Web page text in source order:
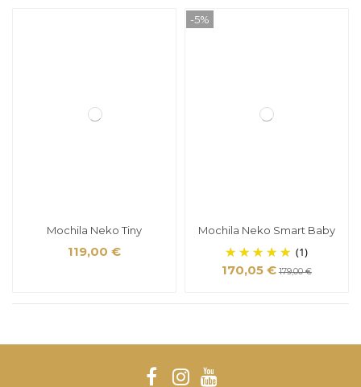
Mochila Neko Tiny
119,00 €
-5%
Mochila Neko Smart Baby
(1)
170,05 € 179,00 €